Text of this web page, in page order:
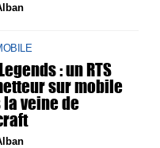
: un RTS
sur mobile
veine de